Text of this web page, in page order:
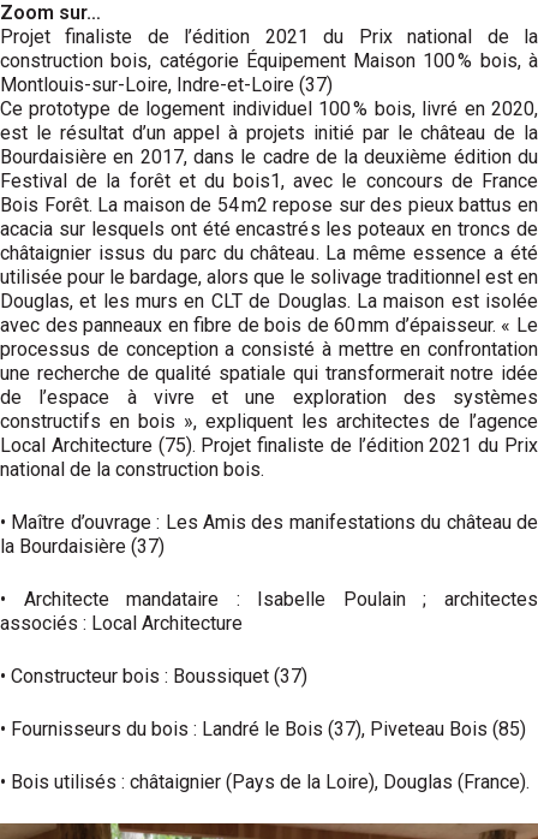
Zoom sur…
Projet finaliste de l’édition 2021 du Prix national de la
construction bois, catégorie Équipement Maison 100 % bois, à
Montlouis-sur-Loire, Indre-et-Loire (37)
Ce prototype de logement individuel 100 % bois, livré en 2020,
est le résultat d’un appel à projets initié par le château de la
Bourdaisière en 2017, dans le cadre de la deuxième édition du
Festival de la forêt et du bois1, avec le concours de France
Bois Forêt. La maison de 54 m2 repose sur des pieux battus en
acacia sur lesquels ont été encastrés les poteaux en troncs de
châtaignier issus du parc du château. La même essence a été
utilisée pour le bardage, alors que le solivage traditionnel est en
Douglas, et les murs en CLT de Douglas. La maison est isolée
avec des panneaux en fibre de bois de 60 mm d’épaisseur. « Le
processus de conception a consisté à mettre en confrontation
une recherche de qualité spatiale qui transformerait notre idée
de l’espace à vivre et une exploration des systèmes
constructifs en bois », expliquent les architectes de l’agence
Local Architecture (75). Projet finaliste de l’édition 2021 du Prix
national de la construction bois.
• Maître d’ouvrage : Les Amis des manifestations du château de
la Bourdaisière (37)
• Architecte mandataire : Isabelle Poulain ; architectes
associés : Local Architecture
• Constructeur bois : Boussiquet (37)
• Fournisseurs du bois : Landré le Bois (37), Piveteau Bois (85)
• Bois utilisés : châtaignier (Pays de la Loire), Douglas (France).